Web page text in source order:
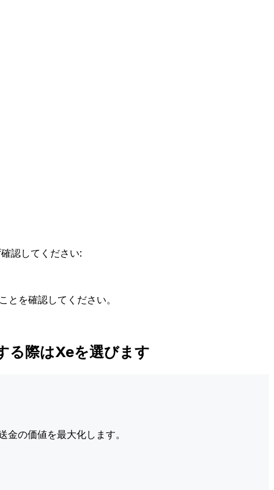
認してください:
を確認してください。
る際はXeを選びます
金の価値を最大化します。